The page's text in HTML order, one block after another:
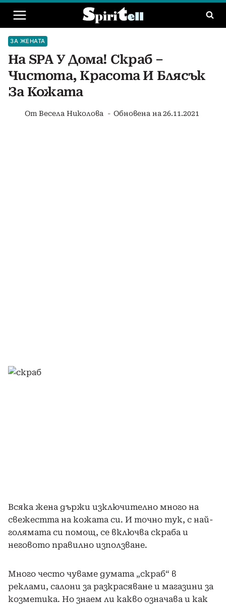
Към
съдържанието
ЗА ЖЕНАТА
На SPA У Дома! Скраб –
Чистота, Красота И Блясък
За Кожата
От Весела Николова Обновена на 26.11.2021
Всяка жена държи изключително много на
свежестта на кожата си. И точно тук, с най-
голямата си помощ, се включва скраба и
неговото правилно използване.
Много често чуваме думата „скраб“ в
реклами, салони за разкрасяване и магазини за
козметика. Но знаем ли какво означава и как